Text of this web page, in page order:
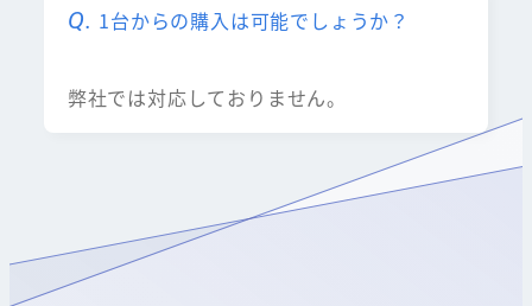
1台からの購入は可能でしょうか？
弊社では対応しておりません。